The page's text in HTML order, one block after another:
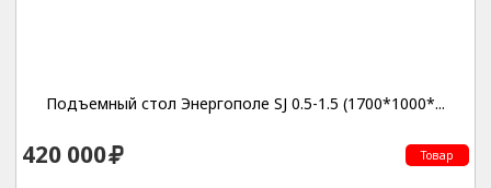
Подъемный стол Энергополе SJ 0.5-1.5 (1700*1000*...
420 000 Товар